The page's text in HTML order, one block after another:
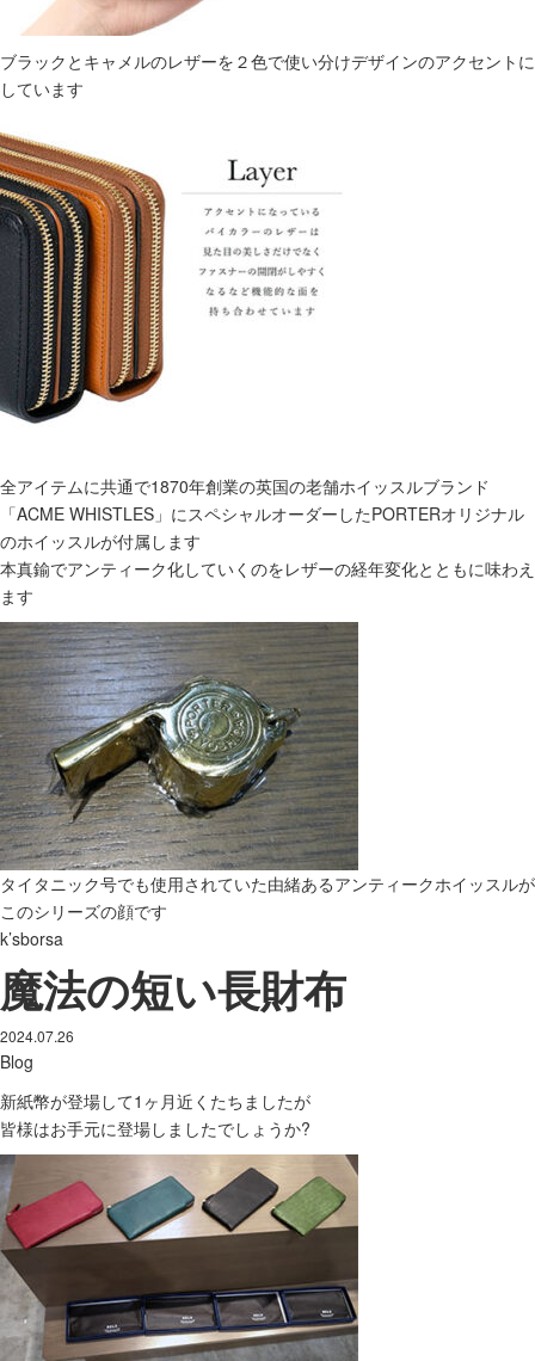
ブラックとキャメルのレザーを２色で使い分けデザインのアクセントに
しています
全アイテムに共通で1870年創業の英国の老舗ホイッスルブランド
「ACME WHISTLES」にスペシャルオーダーしたPORTERオリジナル
のホイッスルが付属します
本真鍮でアンティーク化していくのをレザーの経年変化とともに味わえ
ます
タイタニック号でも使用されていた由緒あるアンティークホイッスルが
このシリーズの顔です
k’sborsa
魔法の短い長財布
2024.07.26
Blog
新紙幣が登場して1ヶ月近くたちましたが
皆様はお手元に登場しましたでしょうか?